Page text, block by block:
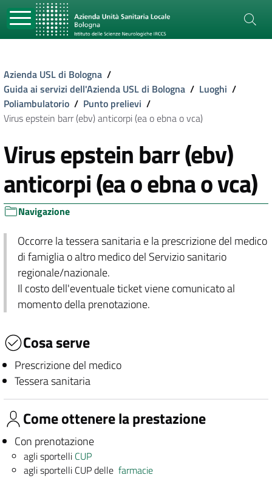
Azienda USL di Bologna /
Guida ai servizi dell'Azienda USL di Bologna / Luoghi /
Poliambulatorio / Punto prelievi /
Virus epstein barr (ebv) anticorpi (ea o ebna o vca)
Virus epstein barr (ebv)
anticorpi (ea o ebna o vca)
Navigazione
Occorre la tessera sanitaria e la prescrizione del medico
di famiglia o altro medico del Servizio sanitario
regionale/nazionale.
Il costo dell'eventuale ticket viene comunicato al
momento della prenotazione.
Cosa serve
Prescrizione del medico
Tessera sanitaria
Come ottenere la prestazione
Con prenotazione
agli sportelli CUP
agli sportelli CUP dellefarmacie